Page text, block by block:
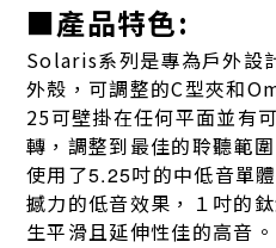
■產品特色:
Solaris系列是專為戶外設
外殼，可調整的C型夾和
25可壁掛在任何平面並有
轉，調整到最佳的聆聽範圍
使用了5.25吋的中低音單
撼力的低音效果，１吋的
生平滑且延伸性佳的高音。